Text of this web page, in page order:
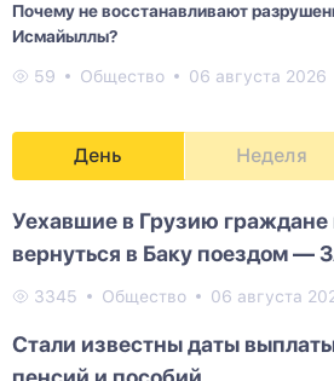
Почему не восстанавливают
Исмайыллы?
59 Общество 06 августа 2026
День Неделя
Уехавшие в Грузию граждане
вернуться в Баку поездом
3345 Общество 06 августа
Стали известны даты